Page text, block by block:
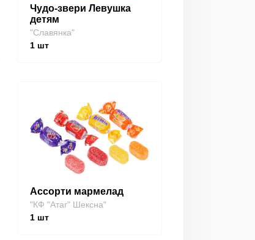
Чудо-звери Левушка
детям
"Славянка"
1шт
Ассорти мармелад
"КФ "Атаг" Шексна"
1шт